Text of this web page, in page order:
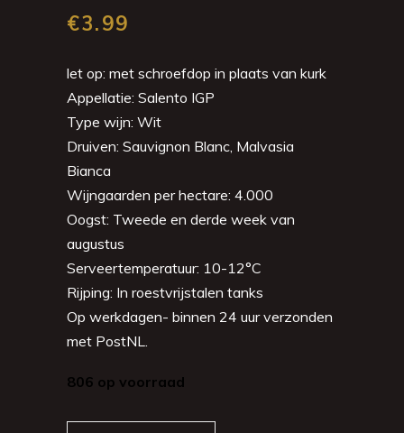
€3.99
let op: met schroefdop in plaats van kurk
Appellatie: Salento IGP
Type wijn: Wit
Druiven: Sauvignon Blanc, Malvasia
Bianca
Wijngaarden per hectare: 4.000
Oogst: Tweede en derde week van
augustus
Serveertemperatuur: 10-12°C
Rijping: In roestvrijstalen tanks
Op werkdagen- binnen 24 uur verzonden
met PostNL.
806 op voorraad